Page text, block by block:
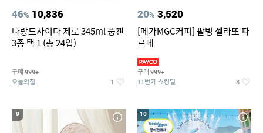
46% 10,836
나랑드사이다 제로 345ml 뚱캔
3종 택 1 (총 24입)
구매 999+
오늘의집 1
20% 3,520
[메가MGC커피] 팥빙 젤라또 파
르페
구매 999+
11번가 쇼킹딜 8
9 10